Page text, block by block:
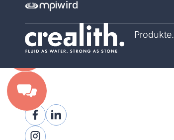
wird
Produkte.
Katalog.